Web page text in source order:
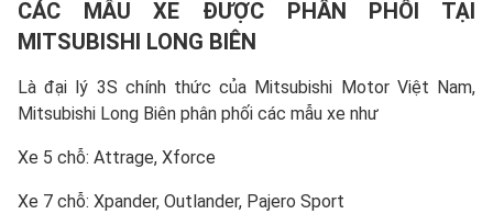
CÁC MẪU XE ĐƯỢC PHÂN PHỐI TẠI
MITSUBISHI LONG BIÊN
Là đại lý 3S chính thức của Mitsubishi Motor Việt Nam,
Mitsubishi Long Biên phân phối các mẫu xe như
Xe 5 chỗ: Attrage, Xforce
Xe 7 chỗ: Xpander, Outlander, Pajero Sport